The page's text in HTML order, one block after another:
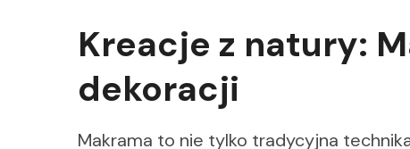
Kreacje z natury:
dekoracji
Makrama to nie tylko tradycyjna